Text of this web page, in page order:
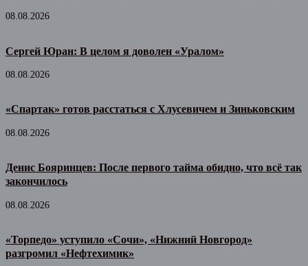
08.08.2026
Сергей Юран: В целом я доволен «Уралом»
08.08.2026
«Спартак» готов расстаться с Хлусевичем и Зиньковским
08.08.2026
Денис Бояринцев: После первого тайма обидно, что всё так
закончилось
08.08.2026
«Торпедо» уступило «Сочи», «Нижний Новгород»
разгромил «Нефтехимик»